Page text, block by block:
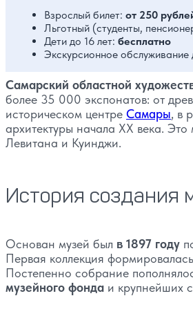
Взрослый билет: от 250
Льготный (студенты,
Дети до 16 лет: бесплатно
Экскурсионное обслуживание
Самарский областной
более 35 000 экспонатов: от
историческом центре Самары, в
архитектуры начала XX века.
Левитана и Куинджи.
История создания
Основан музей был в 1897 году
Первая коллекция
Постепенно собрание
музейного фонда и крупнейших